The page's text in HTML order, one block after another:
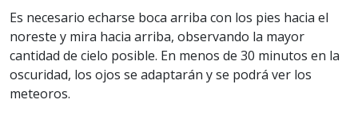
Es necesario echarse boca arriba con los pies hacia el
noreste y mira hacia arriba, observando la mayor
cantidad de cielo posible. En menos de 30 minutos en la
oscuridad, los ojos se adaptarán y se podrá ver los
meteoros.